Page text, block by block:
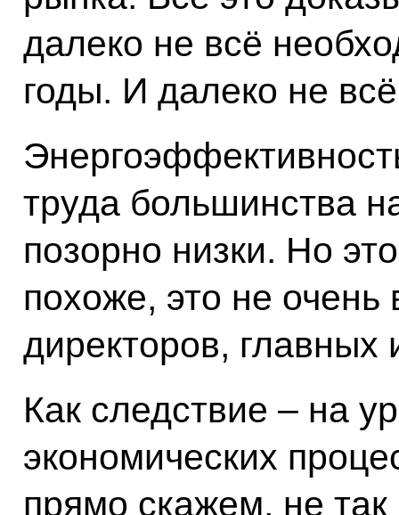
далеко не всё
годы. И далеко не
труда большинства
позорно низки. Но
похоже, это не очень
директоров, главных
Как следствие – на
экономических
прямо скажем, не